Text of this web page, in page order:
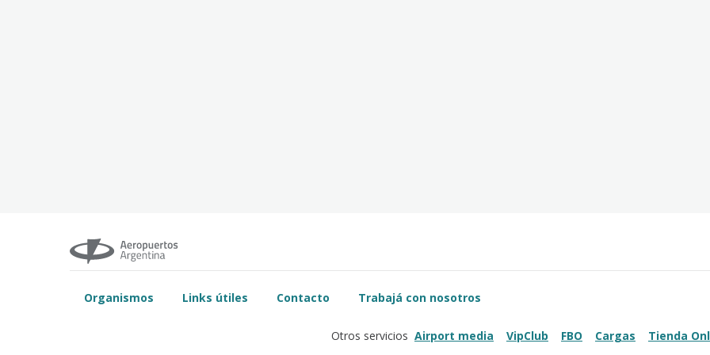
Organismos Links útiles Contacto Trabajá con nosotros
Otros servicios Airport media VipClub FBO Cargas Tienda